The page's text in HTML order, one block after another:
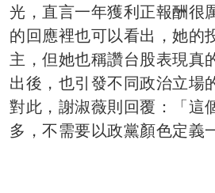
光，直言一年獲利正報酬很
的回應裡也可以看出，她的
主，但她也稱讚台股表現真
出後，也引發不同政治立場
對此，謝淑薇則回覆：「這
多，不需要以政黨顏色定義